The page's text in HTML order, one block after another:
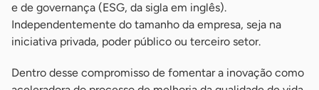
e de governança (ESG, da sigla em inglês).
Independentemente do tamanho da empresa, seja na
iniciativa privada, poder público ou terceiro setor.
Dentro desse compromisso de fomentar a inovação como